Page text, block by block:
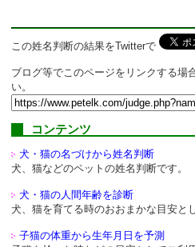
この姓名判断の結果をTwitterで
ブログ等でこのページをリンクする場
い。
コンテンツ
犬・猫の名づけから姓名判断
犬、猫などのペットの姓名判断です。
犬・猫の人間年齢を診断
犬、猫を育てる時のおおまかな目安と
子猫の体重から生年月日を予測